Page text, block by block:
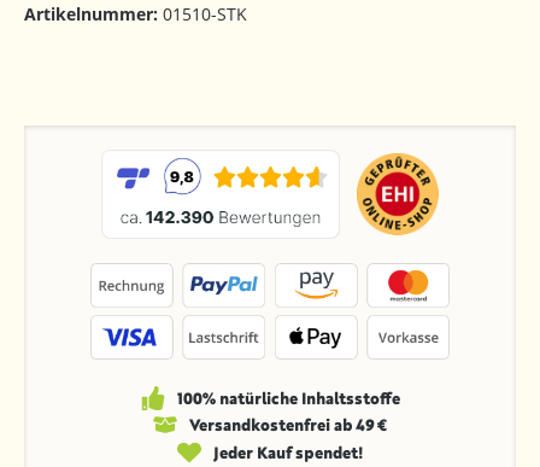
Artikelnummer: 01510-STK
100% natürliche Inhaltsstoffe
Versandkosten­frei ab 49 €
Jeder Kauf spendet!